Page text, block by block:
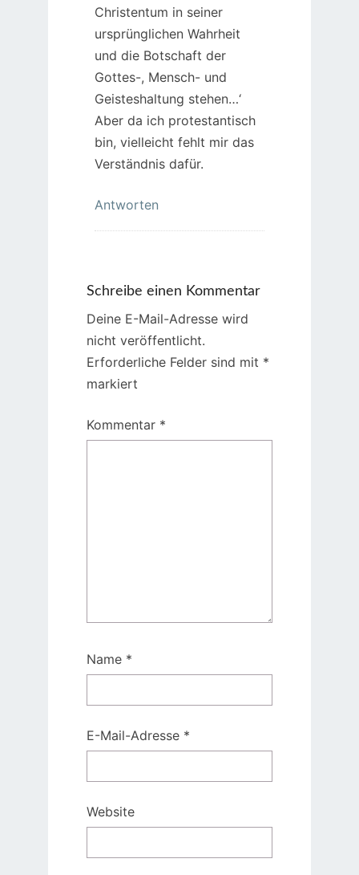
Christentum in seiner
ursprünglichen Wahrheit
und die Botschaft der
Gottes-, Mensch- und
Geisteshaltung stehen…‘
Aber da ich protestantisch
bin, vielleicht fehlt mir das
Verständnis dafür.
Antworten
Schreibe einen Kommentar
Deine E-Mail-Adresse wird
nicht veröffentlicht.
Erforderliche Felder sind mit *
markiert
Kommentar *
Name *
E-Mail-Adresse *
Website